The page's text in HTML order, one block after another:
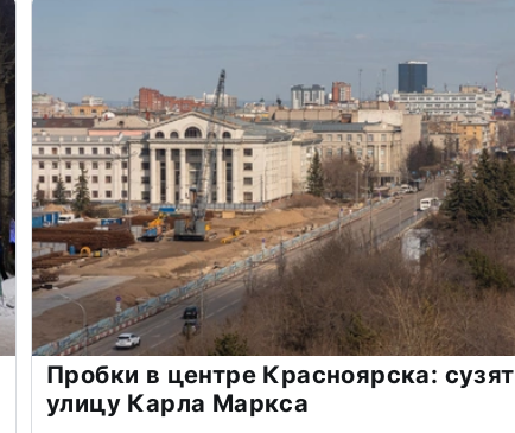
Пробки в центре Красноярска: сузят
улицу Карла Маркса